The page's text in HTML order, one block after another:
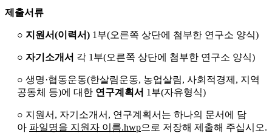
제출서류
○ 지원서(이력서) 1부(오른쪽 상단에 첨부한 연구소 양식)
○ 자기소개서 각 1부(오른쪽 상단에 첨부한 연구소 양식)
○ 생명·협동운동(한살림운동, 농업살림, 사회적경제, 지역
공동체 등)에 대한 연구계획서 1부(자유형식)
○ 지원서, 자기소개서, 연구계획서는 하나의 문서에 담
아 파일명을 지원자 이름.hwp으로 저장해 제출해 주십시오.